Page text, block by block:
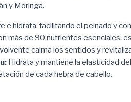
y Moringa.
e hidrata, facilitando el peinado y
más de 90 nutrientes esenciales,
calma los sentidos y
Hidrata y mantiene la elasticidad
de cada hebra de cabello.